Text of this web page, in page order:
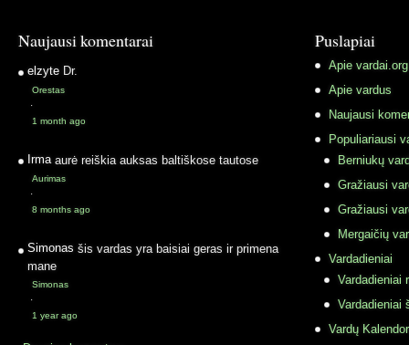
Naujausi komentarai
elzyte Dr.
Orestas
·
1 month ago
Irma aurė reiškia auksas baltiškose tautose
Aurimas
·
8 months ago
Simonas šis vardas yra baisiai geras ir primena
mane
Simonas
·
1 year ago
Puslapiai
Apie vardai.org
Apie vardus
Naujausi
Populiariausi
Berniukų
Gražiausi
Gražiausi
Mergaičių
Vardadieniai
Vardadieniai
Vardadieniai
Vardų